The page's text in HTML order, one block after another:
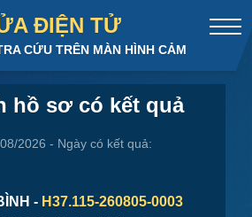
ĐIỆN TỬ
CỨU TRÊN MÀN HÌNH CẢM
hồ sơ có kết quả
-H37.115-260805-0004
2026 - Ngày có kết quả:
H37.115-260806-0001
2026 - Ngày có kết quả:
- H37.115-260805-0003